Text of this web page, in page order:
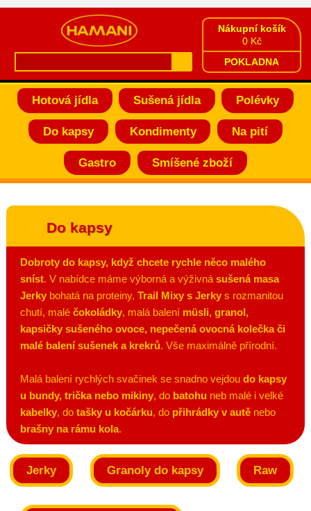
Nákupní košík
0 Kč
POKLADNA
Hotová jídla Sušená jídla Polévky
Do kapsy Kondimenty Na pití
Gastro Smíšené zboží
Do kapsy
Dobroty do kapsy, když chcete rychle něco malého
sníst. V nabídce máme výborná a výživnásušená masa
Jerky bohatá na proteiny,Trail Mixy s Jerky s rozmanitou
chutí, maléčokoládky, malá balení müsli, granol,
kapsičky sušeného ovoce, nepečená ovocná kolečka či
malé balení sušenek a krekrů. Vše maximálně přírodní.
Malá balení rychlých svačinek se snadno vejdoudo kapsy
u bundy, trička nebo mikiny, do batohu neb malé i velké
kabelky, dotašky u kočárku, do přihrádky v autě nebo
brašny na rámu kola.
Jerky Granoly do kapsy Raw